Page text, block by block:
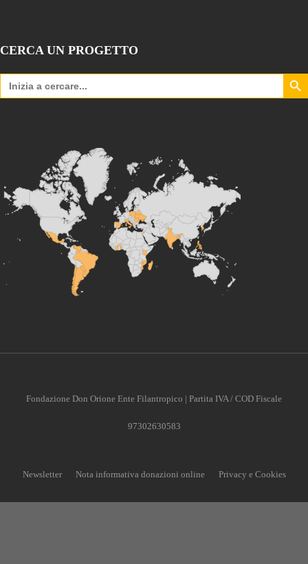
CERCA UN PROGETTO
Search
for:
Search
Fondazione Don Orione Ente Filantropico | Partita IVA / COD Fiscale
97302630583
Newsletter Nota informativa donazioni online Privacy e Cookies